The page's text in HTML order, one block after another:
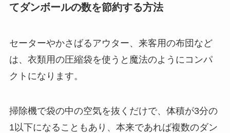
てダンボールの数を節約する方法
セーターやかさばるアウター、来客用の布団など
は、衣類用の圧縮袋を使うと魔法のようにコンパ
クトになります。
掃除機で袋の中の空気を抜くだけで、 体積が3分の
1以下になることもあり 、本来であれば複数のダン